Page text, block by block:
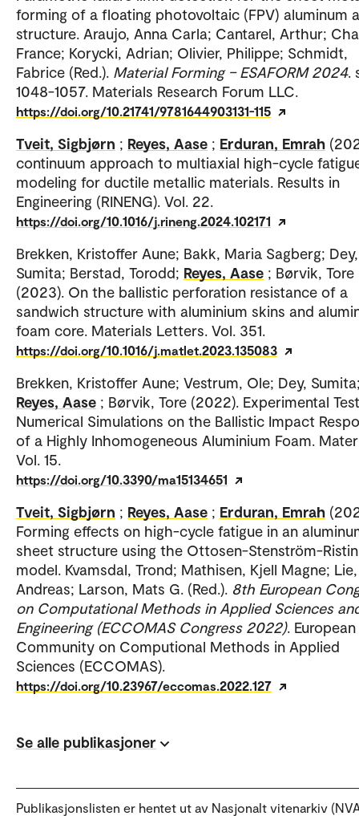
forming of a floating photovoltaic (FPV) aluminum
structure. Araujo, Anna Carla; Cantarel, Arthur;
France; Korycki, Adrian; Olivier, Philippe; Schmidt,
Fabrice (Red.). Material Forming – ESAFORM 2024.
1048-1057. Materials Research Forum LLC.
https://doi.org/10.21741/9781644903131-115
Tveit, Sigbjørn ; Reyes, Aase ; Erduran, Emrah
continuum approach to multiaxial high-cycle
modeling for ductile metallic materials. Results in
Engineering (RINENG). Vol. 22.
https://doi.org/10.1016/j.rineng.2024.102171
Brekken, Kristoffer Aune; Bakk, Maria Sagberg; Dey,
Sumita; Berstad, Torodd; Reyes, Aase ; Børvik, Tore
(2023). On the ballistic perforation resistance of a
sandwich structure with aluminium skins and
foam core. Materials Letters. Vol. 351.
https://doi.org/10.1016/j.matlet.2023.135083
Brekken, Kristoffer Aune; Vestrum, Ole; Dey,
Reyes, Aase ; Børvik, Tore (2022). Experimental
Numerical Simulations on the Ballistic Impact
of a Highly Inhomogeneous Aluminium Foam.
Vol. 15.
https://doi.org/10.3390/ma15134651
Tveit, Sigbjørn ; Reyes, Aase ; Erduran, Emrah
Forming effects on high-cycle fatigue in an
sheet structure using the Ottosen-Stenström-
model. Kvamsdal, Trond; Mathisen, Kjell Magne;
Andreas; Larson, Mats G. (Red.). 8th European
on Computational Methods in Applied Sciences
Engineering (ECCOMAS Congress 2022). European
Community on Computional Methods in Applied
Sciences (ECCOMAS).
https://doi.org/10.23967/eccomas.2022.127
Se alle publikasjoner
Publikasjonslisten er hentet ut av Nasjonalt vitenarkiv